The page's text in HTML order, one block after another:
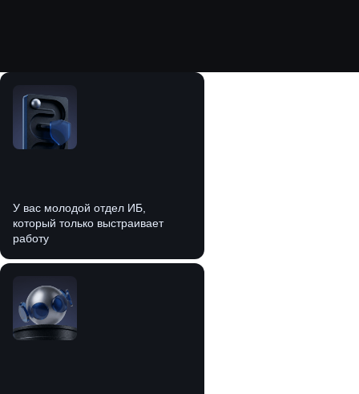
У вас молодой отдел ИБ,
который только выстраивает
работу